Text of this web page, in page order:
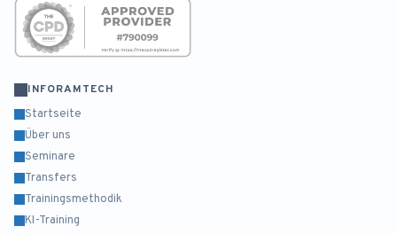
INFORAMTECH
Startseite
Über uns
Seminare
Transfers
Trainingsmethodik
KI-Training